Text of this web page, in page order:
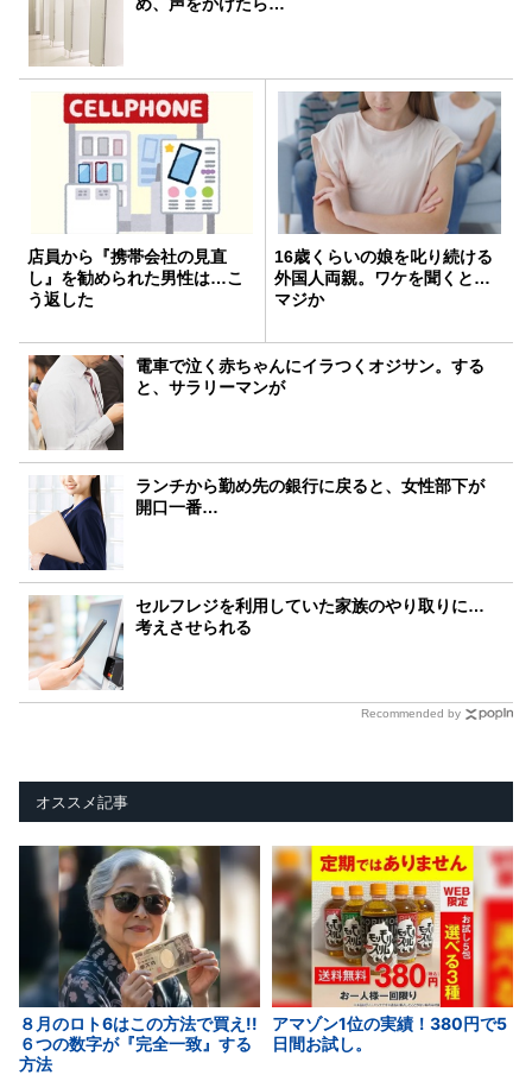
店員から『携帯会社の見直
し』を勧められた男性は…こ
う返した
16歳くらいの娘を叱り続ける
外国人両親。ワケを聞くと…
マジか
電車で泣く赤ちゃんにイラつくオジサン。する
と、サラリーマンが
ランチから勤め先の銀行に戻ると、女性部下が
開口一番…
セルフレジを利用していた家族のやり取りに…
考えさせられる
Recommended by
オススメ記事
８月のロト6はこの方法で買え!!
６つの数字が『完全一致』する
方法
アマゾン1位の実績！380円で5
日間お試し。